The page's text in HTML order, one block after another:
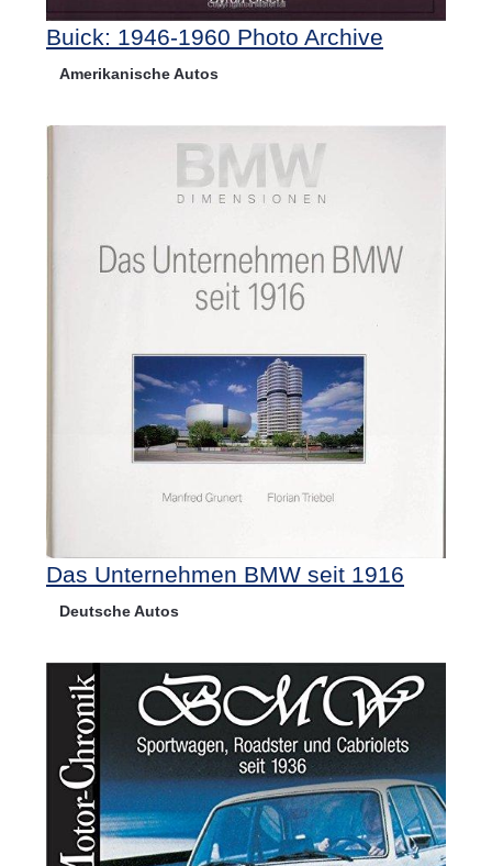
Buick: 1946-1960 Photo Archive
Amerikanische Autos
Das Unternehmen BMW seit 1916
Deutsche Autos